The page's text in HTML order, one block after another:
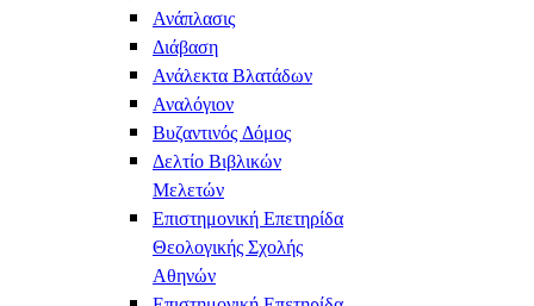
Ανάπλασις
Διάβαση
Ανάλεκτα Βλατάδων
Αναλόγιον
Βυζαντινός Δόμος
Δελτίο Βιβλικών
Μελετών
Επιστημονική Επετηρίδα
Θεολογικής Σχολής
Αθηνών